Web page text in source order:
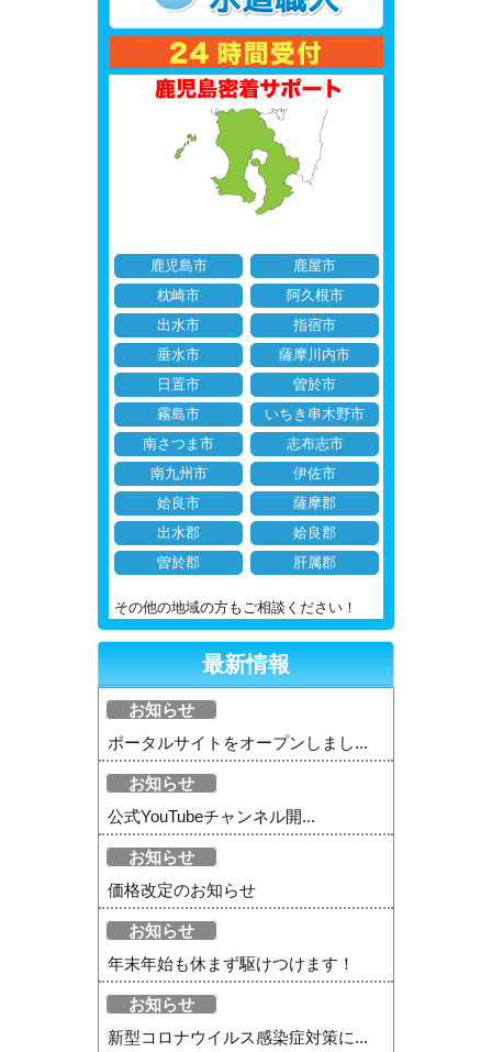
鹿児島市
鹿屋市
枕崎市
阿久根市
出水市
指宿市
垂水市
薩摩川内市
日置市
曽於市
霧島市
いちき串木野市
南さつま市
志布志市
南九州市
伊佐市
姶良市
薩摩郡
出水郡
姶良郡
曽於郡
肝属郡
その他の地域の方もご相談ください！
最新情報
お知らせ
ポータルサイトをオープンしまし...
お知らせ
公式YouTubeチャンネル開...
お知らせ
価格改定のお知らせ
お知らせ
年末年始も休まず駆けつけます！
お知らせ
新型コロナウイルス感染症対策に...